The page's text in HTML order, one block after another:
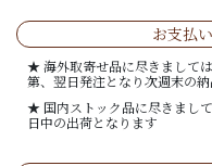
お支払
★ 海外取寄せ品に尽きまして
第、翌日発注となり次週末の
★ 国内ストック品に尽きまし
日中の出荷となります